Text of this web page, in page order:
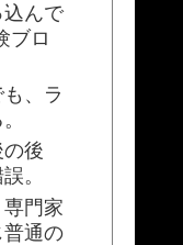
んで
ブロ
、ラ
後
。
門家
通の